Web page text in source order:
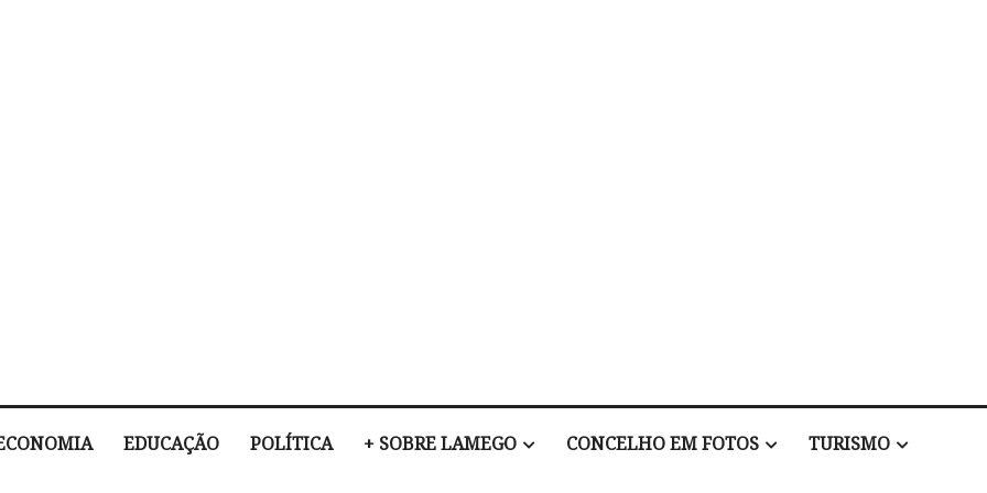
EDUCAÇÃO POLÍTICA + SOBRE LAMEGO CONCELHO EM FOTOS TURISMO